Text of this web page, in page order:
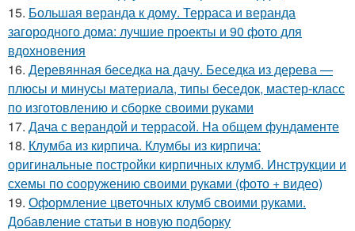
15. Большая веранда к дому. Терраса и веранда
загородного дома: лучшие проекты и 90 фото для
вдохновения
16. Деревянная беседка на дачу. Беседка из дерева —
плюсы и минусы материала, типы беседок, мастер-класс
по изготовлению и сборке своими руками
17. Дача с верандой и террасой. На общем фундаменте
18. Клумба из кирпича. Клумбы из кирпича:
оригинальные постройки кирпичных клумб. Инструкции и
схемы по сооружению своими руками (фото + видео)
19. Оформление цветочных клумб своими руками.
Добавление статьи в новую подборку